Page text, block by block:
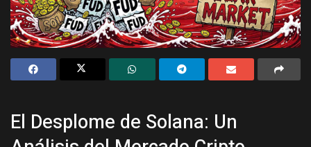
El Desplome de Solana: Un